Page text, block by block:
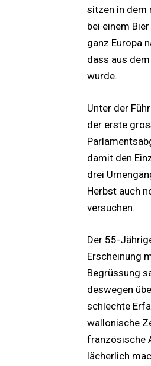
sitzen in dem
bei einem
ganz Europa
dass aus
wurde.
Unter der
der erste
damit den
drei
Herbst auch
versuchen.
Der 55-
Erscheinung
Begrüssung
deswegen
schlechte
wallonische
französische
lächerlich